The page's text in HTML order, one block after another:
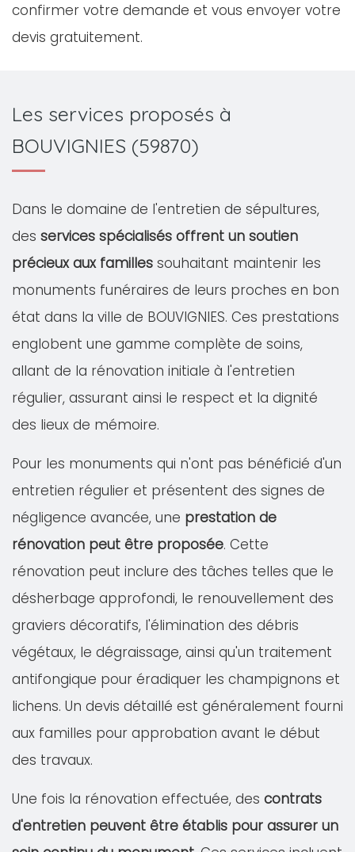
confirmer votre demande et vous envoyer votre
devis gratuitement.
Les services proposés à
BOUVIGNIES (59870)
Dans le domaine de l'entretien de sépultures,
des services spécialisés offrent un soutien
précieux aux familles souhaitant maintenir les
monuments funéraires de leurs proches en bon
état dans la ville de BOUVIGNIES. Ces prestations
englobent une gamme complète de soins,
allant de la rénovation initiale à l'entretien
régulier, assurant ainsi le respect et la dignité
des lieux de mémoire.
Pour les monuments qui n'ont pas bénéficié d'un
entretien régulier et présentent des signes de
négligence avancée, une prestation de
rénovation peut être proposée. Cette
rénovation peut inclure des tâches telles que le
désherbage approfondi, le renouvellement des
graviers décoratifs, l'élimination des débris
végétaux, le dégraissage, ainsi qu'un traitement
antifongique pour éradiquer les champignons et
lichens. Un devis détaillé est généralement fourni
aux familles pour approbation avant le début
des travaux.
Une fois la rénovation effectuée, des contrats
d'entretien peuvent être établis pour assurer un